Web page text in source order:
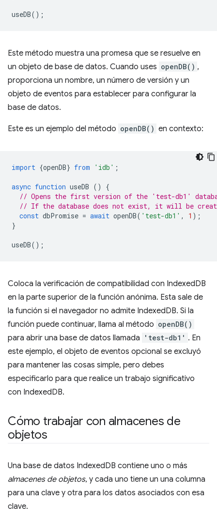
useDB();
Este método muestra una promesa que se resuelve en
un objeto de base de datos. Cuando uses openDB() ,
proporciona un nombre, un número de versión y un
objeto de eventos para establecer para configurar la
base de datos.
Este es un ejemplo del método openDB() en contexto:
import {openDB} from 'idb' ;
async function useDB ()
{
// Opens the first version of the 'test-db1'
// If the database does not exist, it will be
const dbPromise = await openDB( 'test-db1' , 1 );
}
useDB();
Coloca la verificación de compatibilidad con IndexedDB
en la parte superior de la función anónima. Esta sale de
la función si el navegador no admite IndexedDB. Si la
función puede continuar, llama al método openDB()
para abrir una base de datos llamada 'test-db1' . En
este ejemplo, el objeto de eventos opcional se excluyó
para mantener las cosas simple, pero debes
especificarlo para que realice un trabajo significativo
con IndexedDB.
Cómo trabajar con almacenes de
objetos
Una base de datos IndexedDB contiene uno o más
almacenes de objetos, y cada uno tiene un una columna
para una clave y otra para los datos asociados con esa
clave.